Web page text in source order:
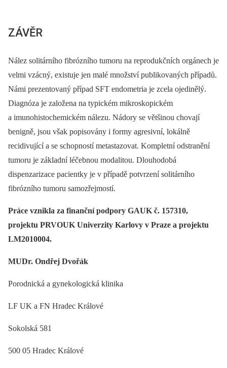
ZÁVĚR
Nález solitárního fibrózního tumoru na reprodukčních orgánech je
velmi vzácný, existuje jen malé množství publikovaných případů.
Námi prezentovaný případ SFT endometria je zcela ojedinělý.
Diagnóza je založena na typickém mikroskopickém
a imunohistochemickém nálezu. Nádory se většinou chovají
benigně, jsou však popisovány i formy agresivní, lokálně
recidivující a se schopností metastazovat. Kompletní odstranění
tumoru je základní léčebnou modalitou. Dlouhodobá
dispenzarizace pacientky je v případě potvrzení solitárního
fibrózního tumoru samozřejmostí.
Práce vznikla za finanční podpory GAUK č. 157310,
projektu PRVOUK Univerzity Karlovy v Praze a projektu
LM2010004.
MUDr. Ondřej Dvořák
Porodnická a gynekologická klinika
LF UK a FN Hradec Králové
Sokolská 581
500 05 Hradec Králové